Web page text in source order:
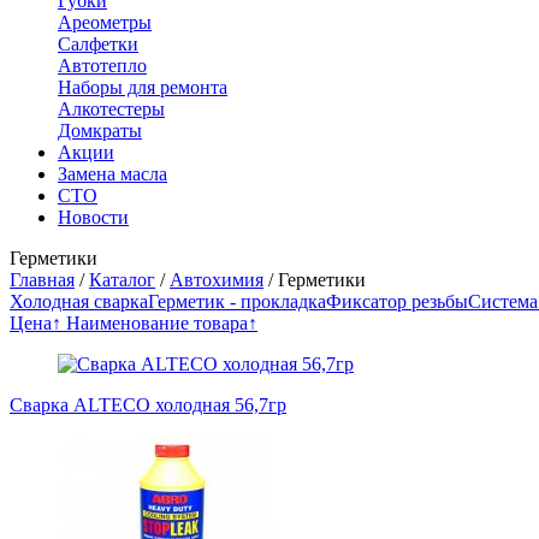
Ареометры
Салфетки
Автотепло
Наборы для ремонта
Алкотестеры
Домкраты
Акции
Замена масла
СТО
Новости
Герметики
Главная /Каталог / Автохимия /Герметики
Холодная сваркаГерметик - прокладкаФиксатор резьбы
Цена↑ Наименование товара↑
Сварка ALTECO холодная 56,7гр